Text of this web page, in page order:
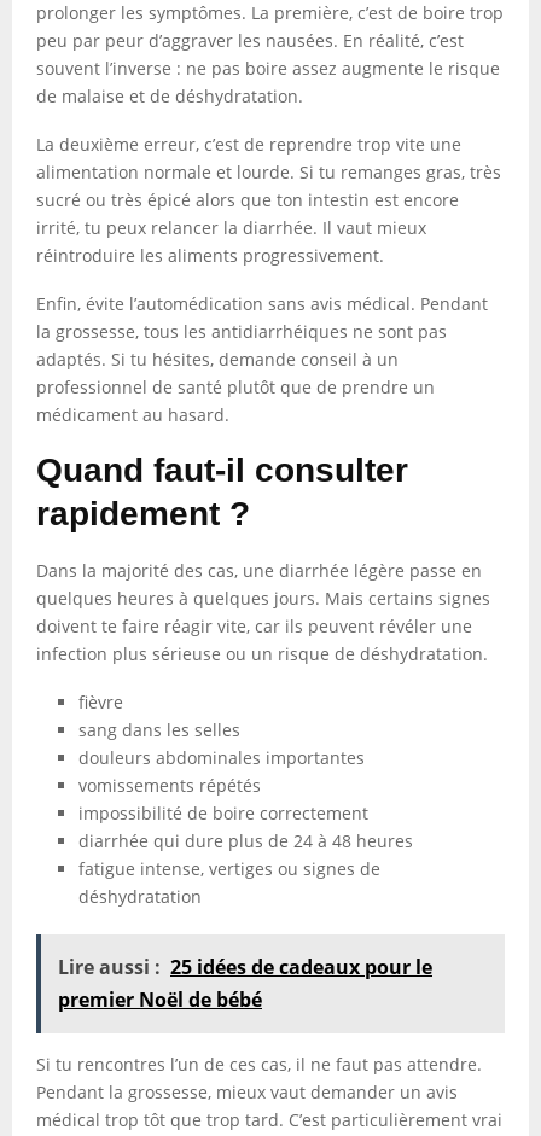
prolonger les symptômes. La première, c’est de boire trop
peu par peur d’aggraver les nausées. En réalité, c’est
souvent l’inverse : ne pas boire assez augmente le risque
de malaise et de déshydratation.
La deuxième erreur, c’est de reprendre trop vite une
alimentation normale et lourde. Si tu remanges gras, très
sucré ou très épicé alors que ton intestin est encore
irrité, tu peux relancer la diarrhée. Il vaut mieux
réintroduire les aliments progressivement.
Enfin, évite l’automédication sans avis médical. Pendant
la grossesse, tous les antidiarrhéiques ne sont pas
adaptés. Si tu hésites, demande conseil à un
professionnel de santé plutôt que de prendre un
médicament au hasard.
Quand faut-il consulter
rapidement ?
Dans la majorité des cas, une diarrhée légère passe en
quelques heures à quelques jours. Mais certains signes
doivent te faire réagir vite, car ils peuvent révéler une
infection plus sérieuse ou un risque de déshydratation.
fièvre
sang dans les selles
douleurs abdominales importantes
vomissements répétés
impossibilité de boire correctement
diarrhée qui dure plus de 24 à 48 heures
fatigue intense, vertiges ou signes de
déshydratation
Lire aussi : 25 idées de cadeaux pour le
premier Noël de bébé
Si tu rencontres l’un de ces cas, il ne faut pas attendre.
Pendant la grossesse, mieux vaut demander un avis
médical trop tôt que trop tard. C’est particulièrement vrai